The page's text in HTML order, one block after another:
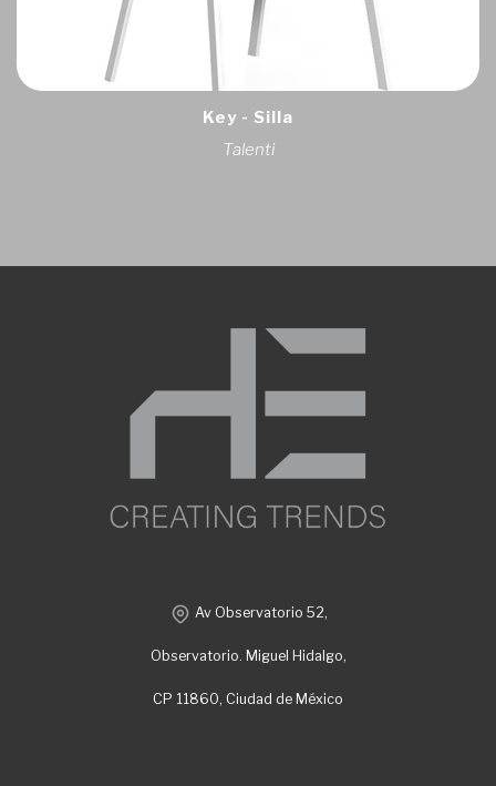
Key - Silla
Talenti
Av Observatorio 52,
Observatorio. Miguel Hidalgo,
CP 11860, Ciudad de México